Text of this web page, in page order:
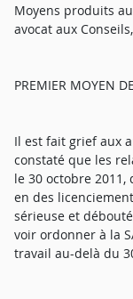
Moyens produits
avocat aux
PREMIER MOYEN
Il est fait grief aux
constaté que les
le 30 octobre 2011,
en des
sérieuse et
voir ordonner à la
travail au-delà du